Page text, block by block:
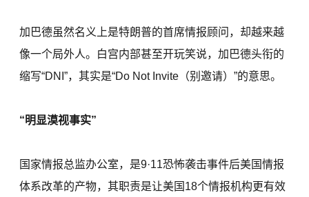
加巴德虽然名义上是特朗普的首席情报顾问，却越来越
像一个局外人。白宫内部甚至开玩笑说，加巴德头衔的
缩写“DNI”，其实是“Do Not Invite（别邀请）”的意思。
“明显漠视事实”
国家情报总监办公室，是9·11恐怖袭击事件后美国情报
体系改革的产物，其职责是让美国18个情报机构更有效